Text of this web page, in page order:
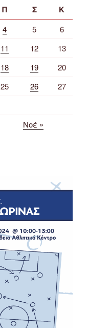
Π Σ Κ
4 5
6
11 12
13
18 19
20
25 26
27
Νοέ »